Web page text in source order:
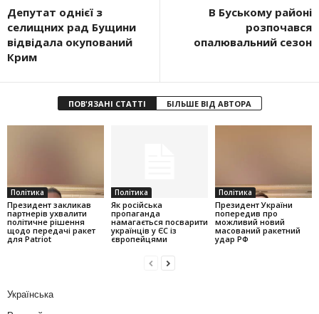
Депутат однієї з
селищних рад Бущини
відвідала окупований
Крим
В Буському районі
розпочався
опалювальний сезон
ПОВ'ЯЗАНІ СТАТТІ БІЛЬШЕ ВІД АВТОРА
Політика
Президент закликав
партнерів ухвалити
політичне рішення
щодо передачі ракет
для Patriot
Політика
Як російська
пропаганда
намагається посварити
українців у ЄС із
європейцями
Політика
Президент України
попередив про
можливий новий
масований ракетний
удар РФ
Українська